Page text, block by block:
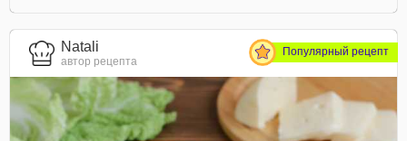
Natali
автор рецепта
Популярный рецепт